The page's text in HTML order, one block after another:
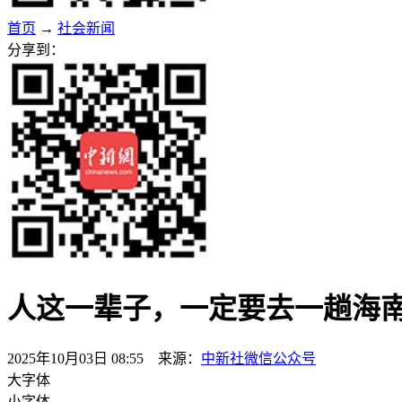
首页 → 社会新闻
分享到：
人这一辈子，一定要去一趟海
2025年10月03日 08:55 来源： 中新社微信公众号
大字体